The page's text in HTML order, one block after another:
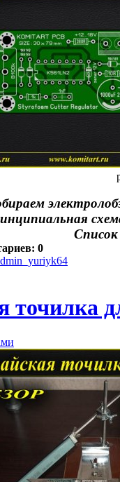
Список
0
точилка